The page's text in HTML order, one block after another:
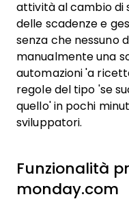
attività al cambio di
delle scadenze e
senza che nessuno
manualmente una
automazioni 'a
regole del tipo 'se
quello' in pochi
sviluppatori.
Funzionalità
monday.com